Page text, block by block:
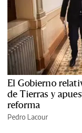
El Gobierno
de Tierras y
reforma
Pedro Lacour